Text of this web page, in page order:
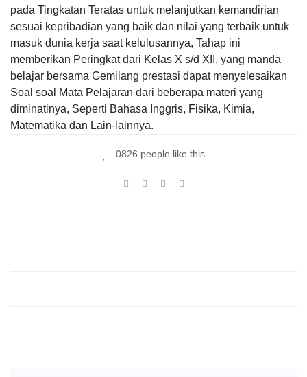
pada Tingkatan Teratas untuk melanjutkan kemandirian
sesuai kepribadian yang baik dan nilai yang terbaik untuk
masuk dunia kerja saat kelulusannya, Tahap ini
memberikan Peringkat dari Kelas X s/d XII. yang manda
belajar bersama Gemilang prestasi dapat menyelesaikan
Soal soal Mata Pelajaran dari beberapa materi yang
diminatinya, Seperti Bahasa Inggris, Fisika, Kimia,
Matematika dan Lain-lainnya.
0826 people like this